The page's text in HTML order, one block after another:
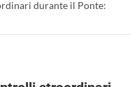
durante il Ponte: